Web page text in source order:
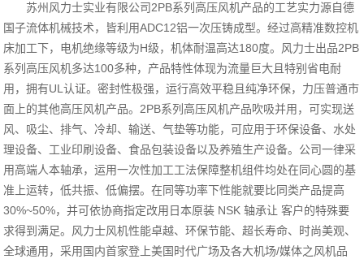
苏州风力士实业有限公司2PB系列高压风机产品的工艺实力源自德
国子流体机械技术，皆利用ADC12铝一次压铸成型。经过高精准数控机
床加工下，电机绝缘等级为H级，机体耐温高达180度。风力士出品2PB
系列高压风机多达100多种，产品特性体现为流量巨大且特别省电耐
用，拥有UL认证。密封性极强，运行高效平稳且纯净环保，力压普通市
面上的其他高压风机产品。2PB系列高压风机产品吹吸并用，可实现送
风、吸尘、排气、冷却、输送、气垫等功能，可应用于环保设备、水处
理设备、工业印刷设备、食品包装设备以及养殖生产设备。公司一律采
用高端人本轴承，运用一次性加工工法保障整机组件均处在同心圆的基
准上运转，低共振、低偏摆。在同等功率下性能就要比同类产品提高
30%~50%，并可依协商指定改用日本原装 NSK 轴承让 客户的特殊要
求得到满足。风力士风机性能卓越、环保节能、超长寿命、时尚美观、
全球通用，采用国内首家登上美国时代广场及各大机场/媒体之风机品